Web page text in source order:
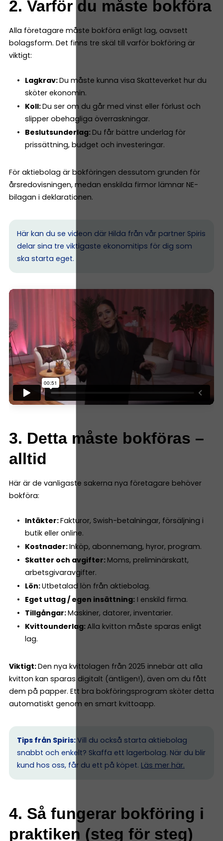
2. Varför du måste bokföra
Alla företagare måste bokföra enligt lag, oavsett
bolagsform. Det finns tre skäl till varför bokföring är
viktigt:
Lagkrav:Du måste kunna visa Skatteverket hur du
sköter ekonomin.
Koll:Du ser om du går med vinst eller förlust och
slipper obehagliga överraskningar.
Beslutsunderlag: Du får bättre underlag för
prissättning, budget och investeringar.
För aktiebolag är bokföringen dessutom grunden för
årsredovisningen, medan enskilda firmor lämnar NE-
bilagan i deklarationen.
Här kan du se videon där Hilda från vår partner Spiris
delar sina tre viktigaste ekonomitips för dig som
ska starta eget.
3. Detta måste bokföras –
alltid
Här är de vanligaste sakerna nya företagare behöver
bokföra:
Intäkter:Fakturor, Swish-betalningar, försäljning i
butik eller online.
Kostnader:Inköp, abonnemang, hyror, program.
Skatter och avgifter: Moms, preliminärskatt,
arbetsgivaravgifter.
Lön:Utbetalad lön från aktiebolag.
Eget uttag / egen insättning:I enskild firma.
Tillgångar:Maskiner, datorer, inventarier.
Kvittounderlag:Alla kvitton måste sparas enligt
lag.
Viktigt:Den nya kvittolagen från 2025 innebär att alla
kvitton kan sparas digitalt (äntligen!), även om du fått
dem på papper. Ett bra bokföringsprogram sköter detta
automatiskt genom en smart kvittoapp.
Tips från Spiris:Vill du också starta aktiebolag
snabbt och enkelt? Skaffa ett lagerbolag. När du blir
kund hos oss, får du ett på köpet. Läs mer här.
4. Så fungerar bokföring i
praktiken (steg för steg)